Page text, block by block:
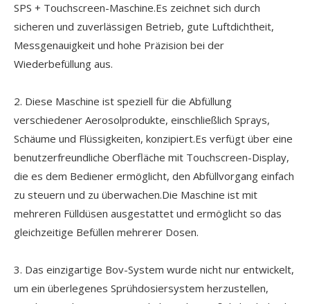
SPS + Touchscreen-Maschine.Es zeichnet sich durch
sicheren und zuverlässigen Betrieb, gute Luftdichtheit,
Messgenauigkeit und hohe Präzision bei der
Wiederbefüllung aus.
2. Diese Maschine ist speziell für die Abfüllung
verschiedener Aerosolprodukte, einschließlich Sprays,
Schäume und Flüssigkeiten, konzipiert.Es verfügt über eine
benutzerfreundliche Oberfläche mit Touchscreen-Display,
die es dem Bediener ermöglicht, den Abfüllvorgang einfach
zu steuern und zu überwachen.Die Maschine ist mit
mehreren Fülldüsen ausgestattet und ermöglicht so das
gleichzeitige Befüllen mehrerer Dosen.
3. Das einzigartige Bov-System wurde nicht nur entwickelt,
um ein überlegenes Sprühdosiersystem herzustellen,